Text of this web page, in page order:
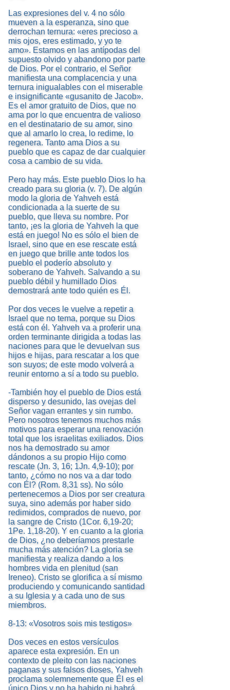
Las expresiones del v. 4 no sólo
mueven a la esperanza, sino que
derrochan ternura: «eres precioso a
mis ojos, eres estimado, y yo te
amo». Estamos en las antípodas del
supuesto olvido y abandono por parte
de Dios. Por el contrario, el Señor
manifiesta una complacencia y una
ternura inigualables con el miserable
e insignificante «gusanito de Jacob».
Es el amor gratuito de Dios, que no
ama por lo que encuentra de valioso
en el destinatario de su amor, sino
que al amarlo lo crea, lo redime, lo
regenera. Tanto ama Dios a su
pueblo que es capaz de dar cualquier
cosa a cambio de su vida.
Pero hay más. Este pueblo Dios lo ha
creado para su gloria (v. 7). De algún
modo la gloria de Yahveh está
condicionada a la suerte de su
pueblo, que lleva su nombre. Por
tanto, ¡es la gloria de Yahveh la que
está en juego! No es sólo el bien de
Israel, sino que en ese rescate está
en juego que brille ante todos los
pueblo el poderío absoluto y
soberano de Yahveh. Salvando a su
pueblo débil y humillado Dios
demostrará ante todo quién es Él.
Por dos veces le vuelve a repetir a
Israel que no tema, porque su Dios
está con él. Yahveh va a proferir una
orden terminante dirigida a todas las
naciones para que le devuelvan sus
hijos e hijas, para rescatar a los que
son suyos; de este modo volverá a
reunir entorno a sí a todo su pueblo.
-También hoy el pueblo de Dios está
disperso y desunido, las ovejas del
Señor vagan errantes y sin rumbo.
Pero nosotros tenemos muchos más
motivos para esperar una renovación
total que los israelitas exiliados. Dios
nos ha demostrado su amor
dándonos a su propio Hijo como
rescate (Jn. 3, 16; 1Jn. 4,9-10); por
tanto, ¿cómo no nos va a dar todo
con Él? (Rom. 8,31 ss). No sólo
pertenecemos a Dios por ser creatura
suya, sino además por haber sido
redimidos, comprados de nuevo, por
la sangre de Cristo (1Cor. 6,19-20;
1Pe. 1,18-20). Y en cuanto a la gloria
de Dios, ¿no deberíamos prestarle
mucha más atención? La gloria se
manifiesta y realiza dando a los
hombres vida en plenitud (san
Ireneo). Cristo se glorifica a sí mismo
produciendo y comunicando santidad
a su Iglesia y a cada uno de sus
miembros.
8-13: «Vosotros sois mis testigos»
Dos veces en estos versículos
aparece esta expresión. En un
contexto de pleito con las naciones
paganas y sus falsos dioses, Yahveh
proclama solemnemente que Él es el